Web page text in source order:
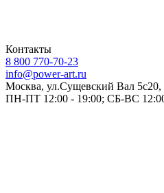
Контакты
8 800 770-70-23
info@power-art.ru
Москва, ул.Сущевский Вал
ПН-ПТ 12:00 - 19:00; СБ-ВС